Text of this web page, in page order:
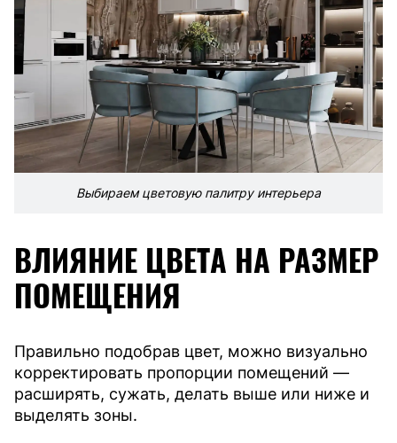
Выбираем цветовую палитру интерьера
ВЛИЯНИЕ ЦВЕТА НА РАЗМЕР
ПОМЕЩЕНИЯ
Правильно подобрав цвет, можно визуально
корректировать пропорции помещений —
расширять, сужать, делать выше или ниже и
выделять зоны.